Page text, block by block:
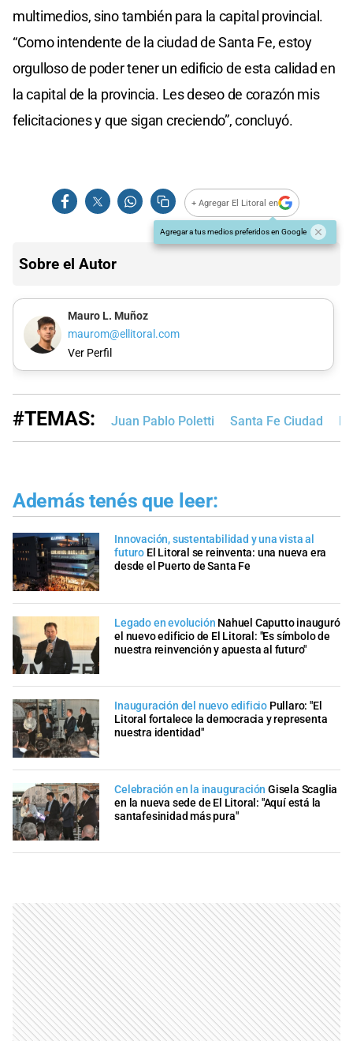
multimedios, sino también para la capital provincial.
“Como intendente de la ciudad de Santa Fe, estoy
orgulloso de poder tener un edificio de esta calidad en
la capital de la provincia. Les deseo de corazón mis
felicitaciones y que sigan creciendo”, concluyó.
+ Agregar El Litoral en
Agregar a tus medios preferidos en Google
Sobre el Autor
Mauro L. Muñoz
maurom@ellitoral.com
Ver Perfil
#TEMAS: Juan Pablo Poletti Santa Fe Ciudad
Además tenés que leer:
Innovación, sustentabilidad y una vista al
futuro El Litoral se reinventa: una nueva era
desde el Puerto de Santa Fe
Legado en evolución Nahuel Caputto inauguró
el nuevo edificio de El Litoral: "Es símbolo de
nuestra reinvención y apuesta al futuro"
Inauguración del nuevo edificio Pullaro: "El
Litoral fortalece la democracia y representa
nuestra identidad"
Celebración en la inauguración Gisela Scaglia
en la nueva sede de El Litoral: "Aquí está la
santafesinidad más pura"